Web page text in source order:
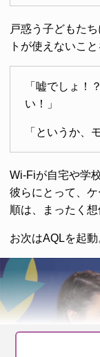
戸惑う子どもた
トが使えないこ
「嘘でしょ！
い！」
「というか、
Wi-Fiが自宅や学
彼らにとって、
順は、まったく想
お次はAQLを起